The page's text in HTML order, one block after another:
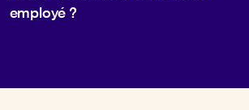
employé ?